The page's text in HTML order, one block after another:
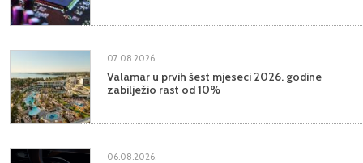
07.08.2026.
Valamar u prvih šest mjeseci 2026. godine
zabilježio rast od 10%
06.08.2026.